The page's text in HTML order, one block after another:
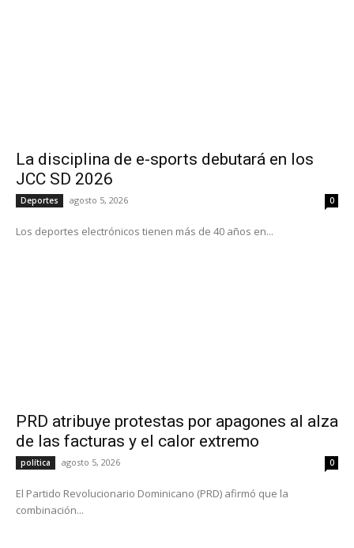
La disciplina de e-sports debutará en los
JCC SD 2026
Deportes agosto 5, 2026 0
Los deportes electrónicos tienen más de 40 años en...
PRD atribuye protestas por apagones al alza
de las facturas y el calor extremo
política agosto 5, 2026 0
El Partido Revolucionario Dominicano (PRD) afirmó que la
combinación...